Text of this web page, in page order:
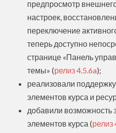
предпросмотр
настроек,
переключение
теперь доступно
странице «Панель
темы» (релиз 4.5.6a);
реализовали
элементов курса и
добавили возможность
элементов курса (релиз